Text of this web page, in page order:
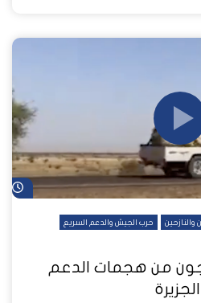
والنازحين حرب الجيش والدعم السريع
من هجمات الدعم